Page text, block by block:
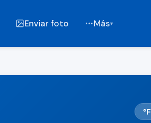
Enviar foto Más▾
°F